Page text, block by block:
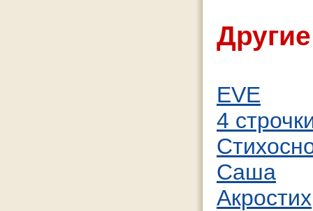
EVE
4
Саша
Акростих